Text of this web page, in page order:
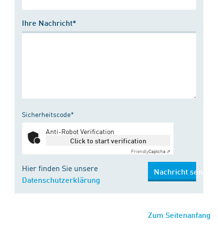
Ihre Nachricht*
Sicherheitscode*
Anti-Robot Verification
Click to start verification
FriendlyCaptcha ⇗
Hier finden Sie unsere
Datenschutzerklärung
Nachricht senden
Zum Seitenanfang